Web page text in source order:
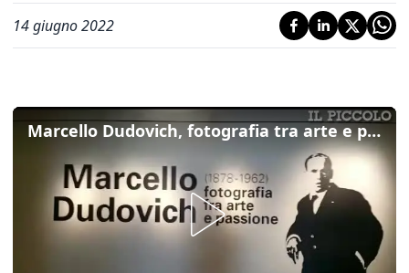
14 giugno 2022
Marcello Dudovich, fotografia tra arte e passione, apre la mostra